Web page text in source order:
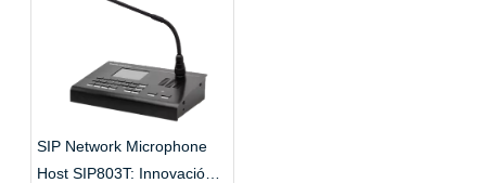
SIP Network Microphone
Host SIP803T: Innovación